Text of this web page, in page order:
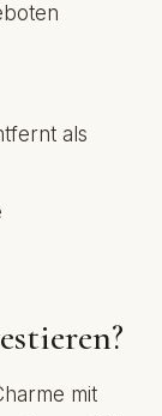
als
mit